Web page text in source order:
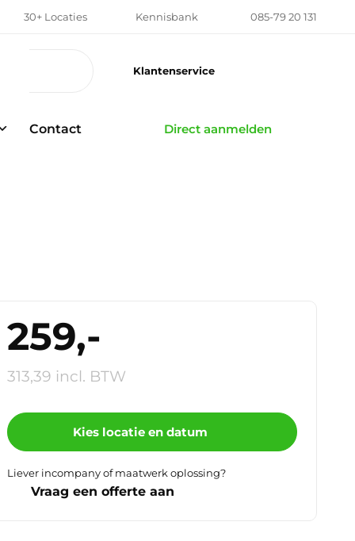
30+ Locaties Kennisbank 085-79 20 131
Klantenservice
Contact Direct aanmelden
259,-
313,39 incl. BTW
Kies locatie en datum
Liever incompany of maatwerk oplossing?
Vraag een offerte aan